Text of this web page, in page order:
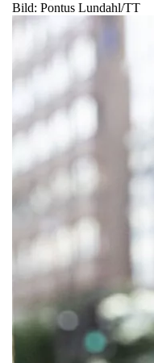
Bild: Pontus Lundahl/TT